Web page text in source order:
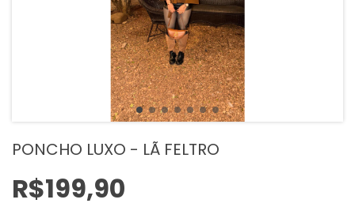
PONCHO LUXO - LÃ FELTRO
R$199,90